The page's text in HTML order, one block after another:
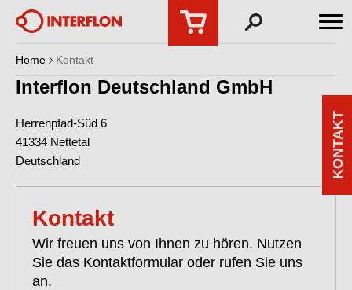
Home Kontakt
Interflon Deutschland GmbH
Herrenpfad-Süd 6
41334 Nettetal
Deutschland
Kontakt
Wir freuen uns von Ihnen zu hören. Nutzen
Sie das Kontaktformular oder rufen Sie uns
an.
KONTAKT